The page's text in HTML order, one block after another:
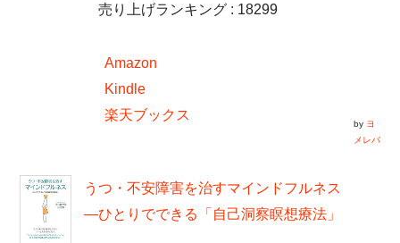
売り上げランキング : 18299
Amazon
Kindle
楽天ブックス
by ヨ
メレバ
うつ・不安障害を治すマインドフルネス
―ひとりでできる「自己洞察瞑想療法」